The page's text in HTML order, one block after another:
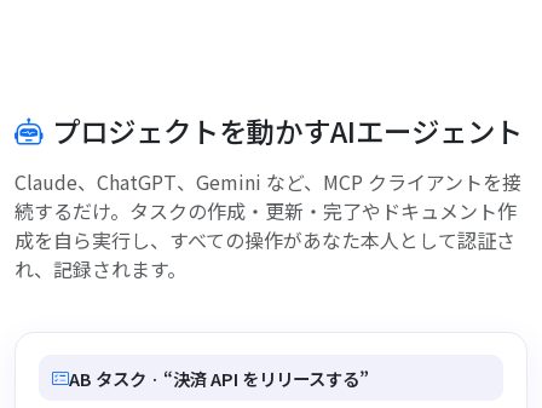
プロジェクトを動かすAIエージェント
Claude、ChatGPT、Gemini など、MCP クライアントを接
続するだけ。タスクの作成・更新・完了やドキュメント作
成を自ら実行し、すべての操作があなた本人として認証さ
れ、記録されます。
AB タスク · “決済 API をリリースする”